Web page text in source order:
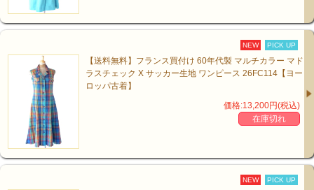
NEW PICK UP
【送料無料】フランス買付け 60年代製 マルチカラー マド
ラスチェック X サッカー生地 ワンピース 26FC114【ヨー
ロッパ古着】
価格:13,200円(税込)
在庫切れ
NEW PICK UP